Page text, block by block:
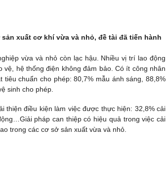
xuất cơ khí vừa và nhỏ, đề tài đã tiến hành
vừa và nhỏ còn lạc hậu. Nhiều vị trí lao động
hệ thống điện không đảm bảo. Có ít công nhân
chuẩn cho phép: 80,7% mẫu ánh sáng, 88,8%
sinh cho phép.
thiện điều kiện làm việc được thực hiện: 32,8% cải
pháp can thiệp có hiệu quả trong việc cải
trong các cơ sở sản xuất vừa và nhỏ.